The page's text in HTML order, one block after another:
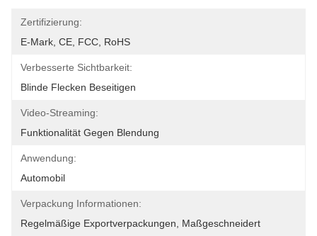
Zertifizierung:
E-Mark, CE, FCC, RoHS
Verbesserte Sichtbarkeit:
Blinde Flecken Beseitigen
Video-Streaming:
Funktionalität Gegen Blendung
Anwendung:
Automobil
Verpackung Informationen:
Regelmäßige Exportverpackungen, Maßgeschneidert